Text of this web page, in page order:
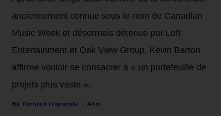
anciennement connue sous le nom de Canadian
Music Week et désormais détenue par Loft
Entertainment et Oak View Group, Kevin Barton
affirme vouloir se consacrer à « un portefeuille de
projets plus vaste ».
Richard Trapunski 43m